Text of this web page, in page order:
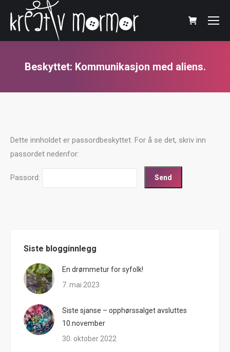
Beskyttet: Kommunikasjon med aliens.
Dette innholdet er passordbeskyttet. For å se det, skriv inn
passordet nedenfor:
Passord:
Siste blogginnlegg
En drømmetur for syfolk!
7. mai 2023
Siste sjanse – opphørssalget avsluttes
10.november
30. oktober 2022